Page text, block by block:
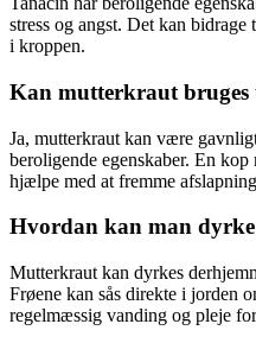
stress og angst. Det kan
i kroppen.
Kan mutterkraut bruges
Ja, mutterkraut kan være
beroligende egenskaber. En
hjælpe med at fremme
Hvordan kan man
Mutterkraut kan dyrkes
Frøene kan sås direkte i jorden
regelmæssig vanding og pleje